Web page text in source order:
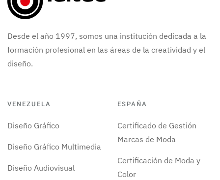
Desde el año 1997, somos una institución dedicada a la
formación profesional en las áreas de la creatividad y el
diseño.
VENEZUELA
Diseño Gráfico
Diseño Gráfico Multimedia
Diseño Audiovisual
ESPAÑA
Certificado de Gestión
Marcas de Moda
Certificación de Moda y
Color